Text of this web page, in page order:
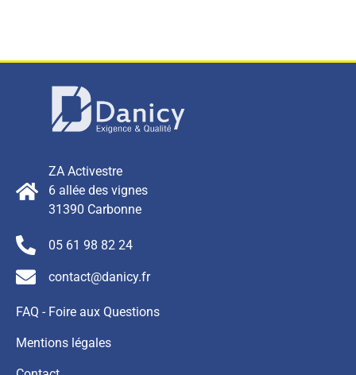
ZA Activestre
6 allée des vignes
31390 Carbonne
05 61 98 82 24
contact@danicy.fr
FAQ - Foire aux Questions
Mentions légales